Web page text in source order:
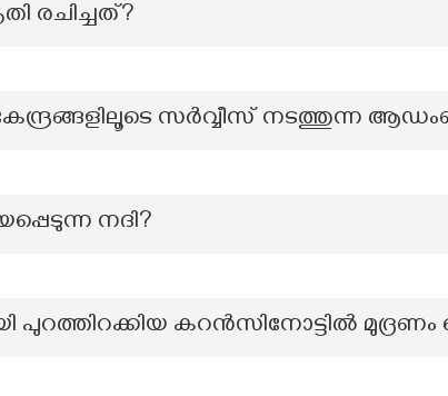
രചിച്ചത്?
കേന്ദ്രങ്ങളിലൂടെ സർവ്വീസ് നടത്തുന്ന
നദി?
പുറത്തിറക്കിയ കറൻസിനോട്ടിൽ മുദ്രണം